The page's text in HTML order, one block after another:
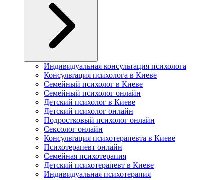
Индивидуальная консультация психолога
Консультация психолога в Киеве
Семейный психолог в Киеве
Семейный психолог онлайн
Детский психолог в Киеве
Детский психолог онлайн
Подростковый психолог онлайн
Сексолог онлайн
Консультация психотерапевта в Киеве
Психотерапевт онлайн
Семейная психотерапия
Детский психотерапевт в Киеве
Индивидуальная психотерапия